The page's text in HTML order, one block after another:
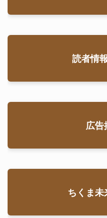
読者情
広告
ちくま未